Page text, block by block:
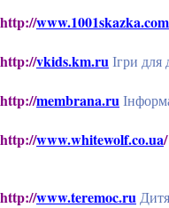
http://www.1001skazka.com
http://vkids.km.ruІгри для
http://membrana.ru
http://www.whitewolf.co.ua/
комп'ютерної
http://www.teremoc.ru